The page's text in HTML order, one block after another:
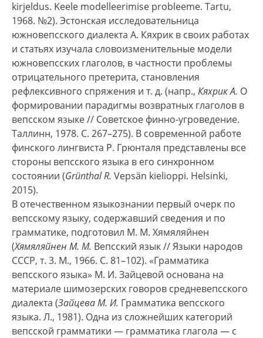
kirjeldus. Keele modelleerimise probleeme. Tartu,
1968. №2). Эстонская исследовательница
южновепсского диалекта А. Кяхрик в своих работах
и статьях изучала словоизменительные модели
южновепсских глаголов, в частности проблемы
отрицательного претерита, становления
рефлексивного спряжения и т. д. (напр., Кяхрик А. О
формировании парадигмы возвратных глаголов в
вепсском языке // Советское финно-угроведение.
Таллинн, 1978. С. 267–275). В современной работе
финского лингвиста Р. Грюнталя представлены все
стороны вепсского языка в его синхронном
состоянии (Grünthal R. Vepsän kielioppi. Helsinki,
2015).
В отечественном языкознании первый очерк по
вепсскому языку, содержавший сведения и по
грамматике, подготовил М. М. Хямяляйнен
(Хямяляйнен М. М. Вепсский язык // Языки народов
СССР, т. 3. М., 1966. С. 81–102). «Грамматика
вепсского языка» М. И. Зайцевой основана на
материале шимозерских говоров средневепсского
диалекта (Зайцева М. И. Грамматика вепсского
языка. Л., 1981). Одна из сложнейших категорий
вепсской грамматики — грамматика глагола — с